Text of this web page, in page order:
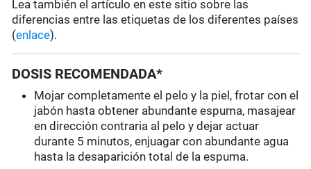
Lea también el artículo en este sitio sobre las
diferencias entre las etiquetas de los diferentes países
(enlace).
DOSIS RECOMENDADA*
Mojar completamente el pelo y la piel, frotar con el
jabón hasta obtener abundante espuma, masajear
en dirección contraria al pelo y dejar actuar
durante 5 minutos, enjuagar con abundante agua
hasta la desaparición total de la espuma.